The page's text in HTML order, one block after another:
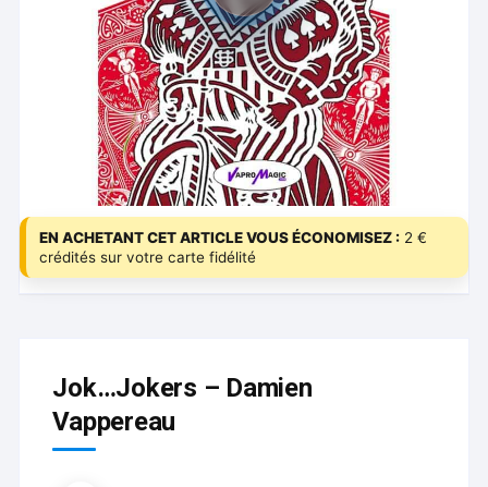
EN ACHETANT CET ARTICLE VOUS ÉCONOMISEZ : 2 €
crédités sur votre carte fidélité
Jok…Jokers – Damien
Vappereau